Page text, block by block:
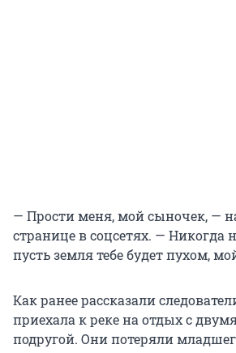
— Прости меня, мой сыночек, —
странице в соцсетях. — Никогда
пусть земля тебе будет пухом,
Как ранее рассказали
приехала к реке на отдых с
подругой. Они потеряли